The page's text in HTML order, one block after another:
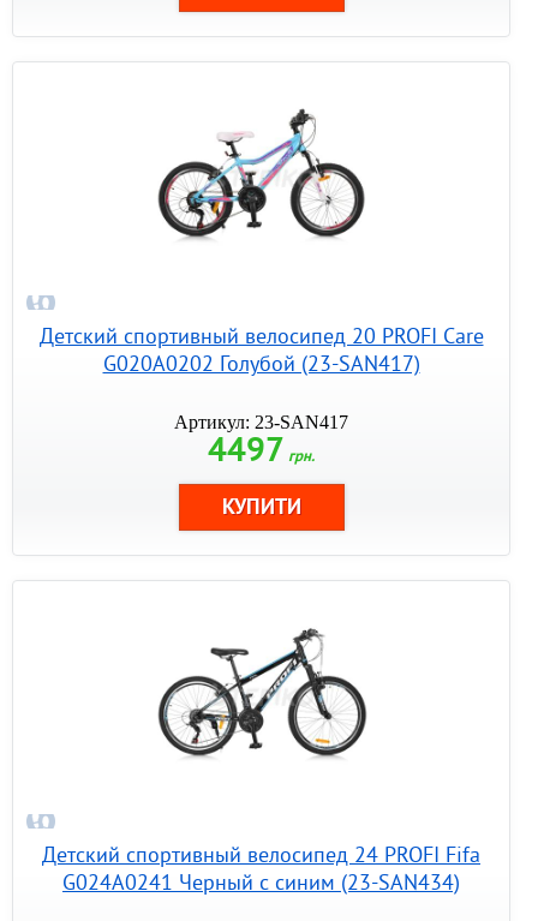
Детский спортивный велосипед 20 PROFI Care
G020A0202 Голубой (23-SAN417)
Артикул: 23-SAN417
4497 грн.
Детский спортивный велосипед 24 PROFI Fifa
G024A0241 Черный с синим (23-SAN434)